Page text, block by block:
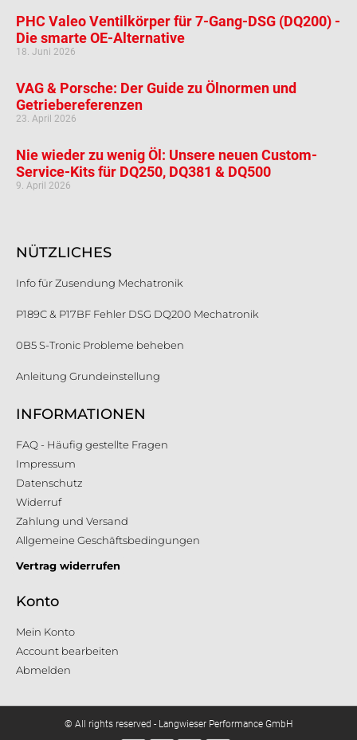
PHC Valeo Ventilkörper für 7-Gang-DSG (DQ200) -
Die smarte OE-Alternative
18. Juni 2026
VAG & Porsche: Der Guide zu Ölnormen und
Getriebereferenzen
23. April 2026
Nie wieder zu wenig Öl: Unsere neuen Custom-
Service-Kits für DQ250, DQ381 & DQ500
9. April 2026
NÜTZLICHES
Info für Zusendung Mechatronik
P189C & P17BF Fehler DSG DQ200 Mechatronik
0B5 S-Tronic Probleme beheben
Anleitung Grundeinstellung
INFORMATIONEN
FAQ - Häufig gestellte Fragen
Impressum
Datenschutz
Widerruf
Zahlung und Versand
Allgemeine Geschäftsbedingungen
Vertrag widerrufen
Konto
Mein Konto
Account bearbeiten
Abmelden
© All rights reserved - Langwieser Performance GmbH